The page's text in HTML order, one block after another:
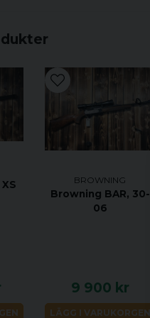
BROWNING
Browning BAR, 30-
06
9 900 kr
LÄGG I VARUKORGEN